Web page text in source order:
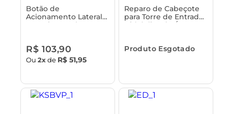
Botão de
Acionamento Lateral e
Superior Duplo para
R$ 103,90
Ou2xde R$ 51,95
Reparo de Cabeçote
para Torre de Entrada
Hidráulica de Água
Produto Esgotado